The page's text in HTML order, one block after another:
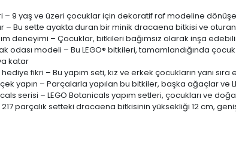
– 9 yaş ve üzeri çocuklar için dekoratif raf modeline
– Bu sette ayakta duran bir minik dracaena bitkisi ve
deneyimi – Çocuklar, bitkileri bağımsız olarak inşa
odası modeli – Bu LEGO® bitkileri, tamamlandığında
katar
fikri – Bu yapım seti, kız ve erkek çocukların yanı
yapın – Parçalarla yapılan bu bitkiler, başka ağaçlar ve
serisi – LEGO Botanicals yapım setleri, çocukları ve
parçalık setteki dracaena bitkisinin yüksekliği 12 cm,